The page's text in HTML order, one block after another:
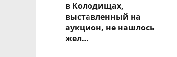
в Колодищах,
выставленный на
аукцион, не нашлось
жел…